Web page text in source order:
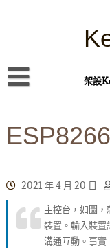
架設
本站簡介
案例專題
WordPress 學習之雜記
PHP 語言
2021 年 4 月 20 日
主控台，如圖
裝置。輸入裝置
溝通互動。事